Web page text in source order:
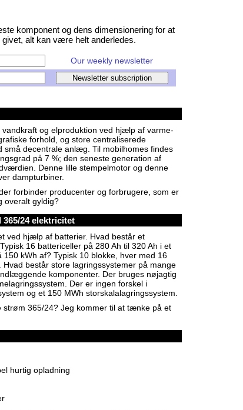
komponent og dens dimensionering for at
alt kan være helt anderledes.
Our weekly newsletter
og elproduktion ved hjælp af varme-
forhold, og store centraliserede
decentrale anlæg. Til mobilhomes findes
på 7 %; den seneste generation af
Denne lille stempelmotor og denne
dampturbiner.
forbinder producenter og forbrugere, som er
overalt gyldig?
24 elektricitet
ved hjælp af batterier. Hvad består et
16 battericeller på 280 Ah til 320 Ah i et
kWh af? Typisk 10 blokke, hver med 16
består store lagringssystemer på mange
komponenter. Der bruges nøjagtig
Der er ingen forskel i
og et 150 MWh storskalalagringssystem.
365/24? Jeg kommer til at tænke på et
hurtig opladning